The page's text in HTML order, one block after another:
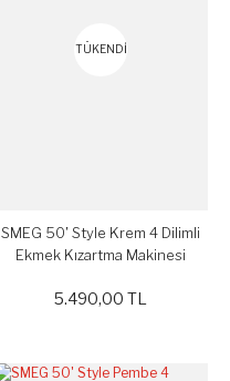
TÜKENDİ
SMEG 50' Style Krem 4 Dilimli
Ekmek Kızartma Makinesi
5.490,00 TL